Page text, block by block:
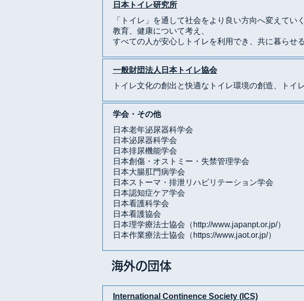
日本トイレ研究所
「トイレ」を通して社会をより良い方向へ変えてい
教育、健康について考え、
すべての人が安心しトイレを利用でき、共に暮らせ
一般財団法人日本トイレ協会
トイレ文化の創出と快適なトイレ環境の創造、トイ
学会・その他
日本老年泌尿器科学会
日本泌尿器科学会
日本排尿機能学会
日本創傷・オストミー・失禁管理学会
日本大腸肛門病学会
日本ストーマ・排泄リハビリテーション学会
日本認知症ケア学会
日本看護科学会
日本看護協会
日本理学療法士協会（ http://www.japanpt.or.jp/）
日本作業療法士協会（ https://www.jaot.or.jp/）
海外の団体
International Continence Society(ICS)